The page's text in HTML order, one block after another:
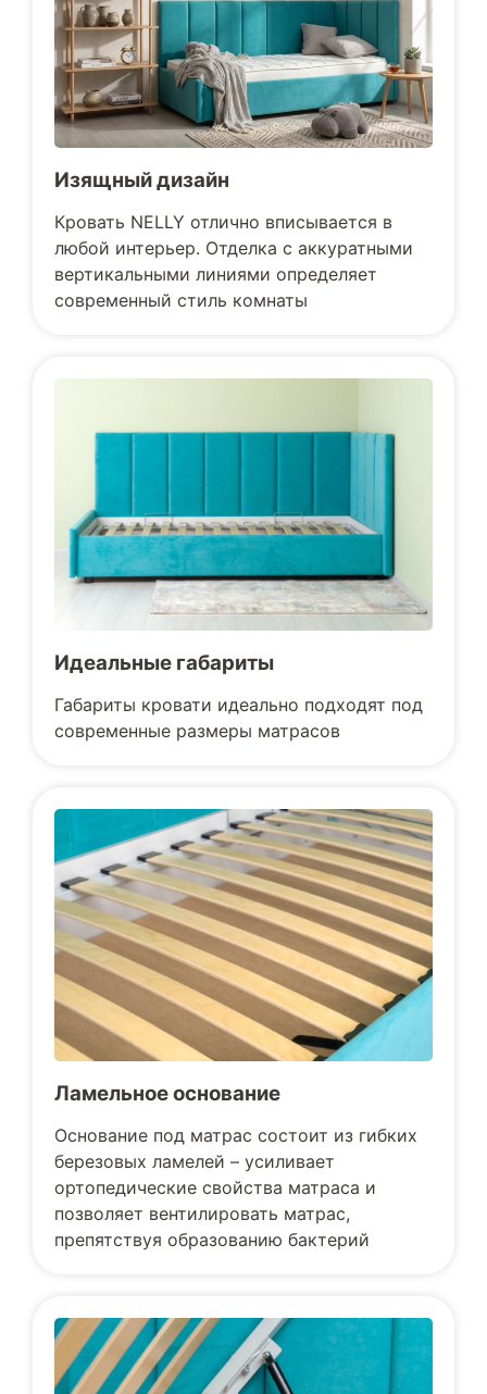
Изящный дизайн
Кровать NELLY отлично вписывается в
любой интерьер. Отделка с аккуратными
вертикальными линиями определяет
современный стиль комнаты
Идеальные габариты
Габариты кровати идеально подходят под
современные размеры матрасов
Ламельное основание
Основание под матрас состоит из гибких
березовых ламелей – усиливает
ортопедические свойства матраса и
позволяет вентилировать матрас,
препятствуя образованию бактерий